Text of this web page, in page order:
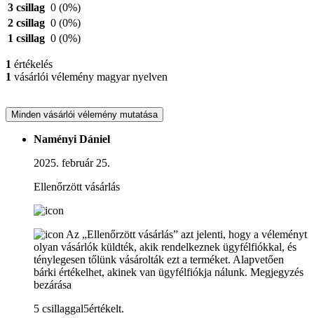
3 csillag 0 (0%)
2 csillag 0 (0%)
1 csillag 0 (0%)
1 értékelés
1 vásárlói vélemény magyar nyelven
Minden vásárlói vélemény mutatása
Naményi Dániel
2025. február 25.
Ellenőrzött vásárlás
Az „Ellenőrzött vásárlás” azt jelenti, hogy a véleményt
olyan vásárlók küldték, akik rendelkeznek ügyfélfiókkal, és
ténylegesen tőlünk vásárolták ezt a terméket. Alapvetően
bárki értékelhet, akinek van ügyfélfiókja nálunk. Megjegyzés
bezárása
5 csillaggal5értékelt.